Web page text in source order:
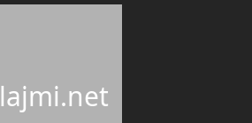
lajmi.net